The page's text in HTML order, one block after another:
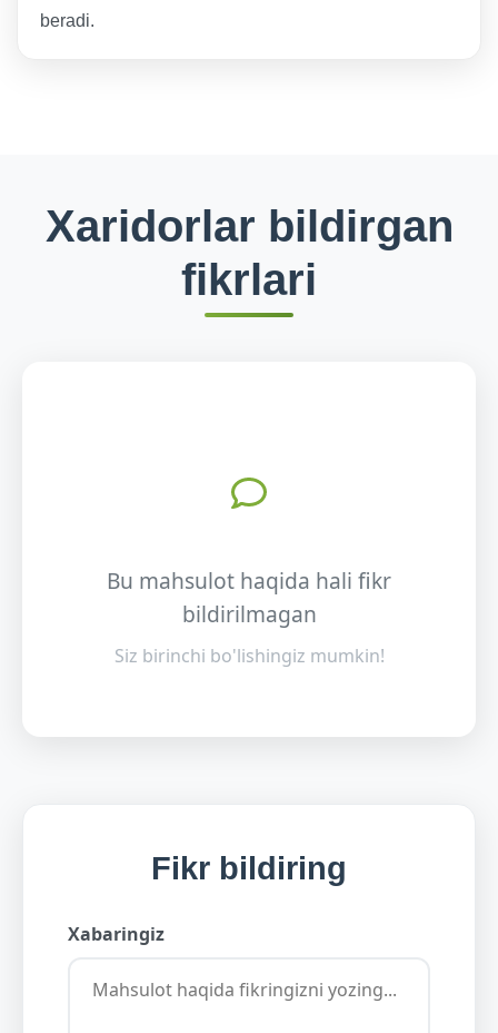
beradi.
Xaridorlar bildirgan
fikrlari
Bu mahsulot haqida hali fikr
bildirilmagan
Siz birinchi bo'lishingiz mumkin!
Fikr bildiring
Xabaringiz